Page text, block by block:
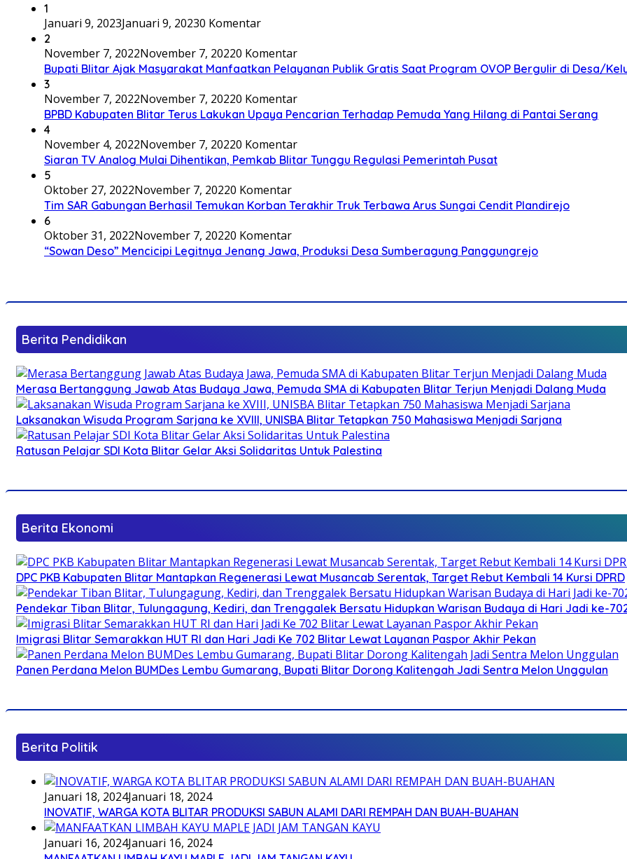
1
Januari 9, 2023Januari 9, 20230 Komentar
2
November 7, 2022November 7, 20220 Komentar
Bupati Blitar Ajak Masyarakat Manfaatkan Pelayanan Publik Gratis Saat Program OVOP Bergulir di Desa/
3
November 7, 2022November 7, 20220 Komentar
BPBD Kabupaten Blitar Terus Lakukan Upaya Pencarian Terhadap Pemuda Yang Hilang di Pantai Serang
4
November 4, 2022November 7, 20220 Komentar
Siaran TV Analog Mulai Dihentikan, Pemkab Blitar Tunggu Regulasi Pemerintah Pusat
5
Oktober 27, 2022November 7, 20220 Komentar
Tim SAR Gabungan Berhasil Temukan Korban Terakhir Truk Terbawa Arus Sungai Cendit Plandirejo
6
Oktober 31, 2022November 7, 20220 Komentar
“Sowan Deso” Mencicipi Legitnya Jenang Jawa, Produksi Desa Sumberagung Panggungrejo
Berita Pendidikan
Merasa Bertanggung Jawab Atas Budaya Jawa, Pemuda SMA di Kabupaten Blitar Terjun Menjadi Dalang Muda
Laksanakan Wisuda Program Sarjana ke XVIII, UNISBA Blitar Tetapkan 750 Mahasiswa Menjadi Sarjana
Ratusan Pelajar SDI Kota Blitar Gelar Aksi Solidaritas Untuk Palestina
Berita Ekonomi
DPC PKB Kabupaten Blitar Mantapkan Regenerasi Lewat Musancab Serentak, Target Rebut Kembali 14 Kursi DPRD
Pendekar Tiban Blitar, Tulungagung, Kediri, dan Trenggalek Bersatu Hidupkan Warisan Budaya di Hari Jadi ke-
Imigrasi Blitar Semarakkan HUT RI dan Hari Jadi Ke 702 Blitar Lewat Layanan Paspor Akhir Pekan
Panen Perdana Melon BUMDes Lembu Gumarang, Bupati Blitar Dorong Kalitengah Jadi Sentra Melon Unggulan
Berita Politik
Januari 18, 2024Januari 18, 2024
INOVATIF, WARGA KOTA BLITAR PRODUKSI SABUN ALAMI DARI REMPAH DAN BUAH-BUAHAN
Januari 16, 2024Januari 16, 2024